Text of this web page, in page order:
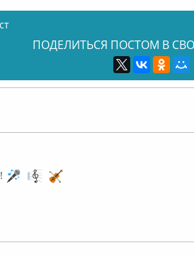
ПОДЕЛИТЬСЯ ПОСТОМ В